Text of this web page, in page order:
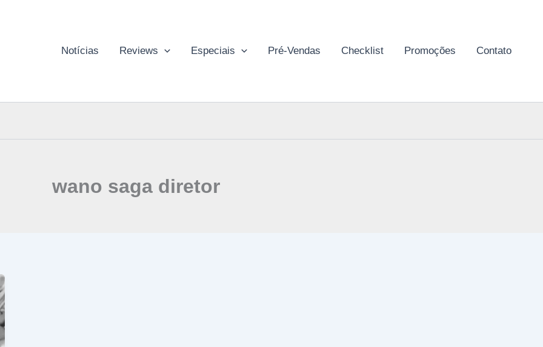
Notícias Reviews Especiais Pré-Vendas Checklist Promoções Contato
wano saga diretor